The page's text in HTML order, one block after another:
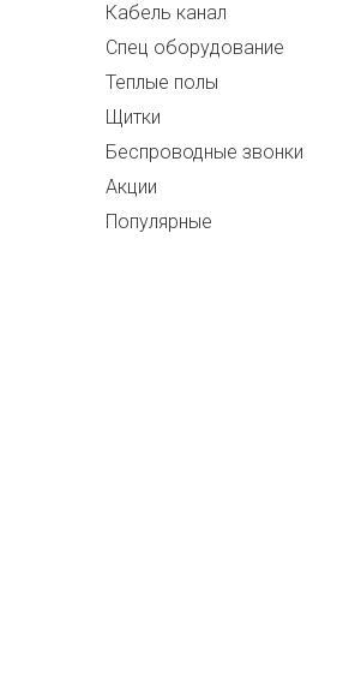
Кабель канал
Спец оборудование
Теплые полы
Щитки
Беспроводные звонки
Акции
Популярные